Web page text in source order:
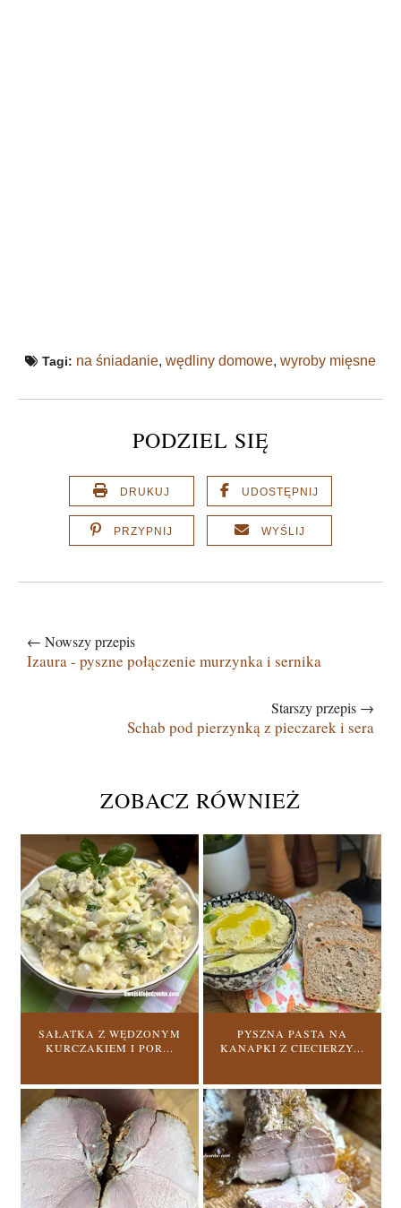
Tagi: na śniadanie, wędliny domowe, wyroby mięsne
PODZIEL SIĘ
DRUKUJ UDOSTĘPNIJ
PRZYPNIJ WYŚLIJ
← Nowszy przepis
Izaura - pyszne połączenie murzynka i sernika
Starszy przepis →
Schab pod pierzynką z pieczarek i sera
ZOBACZ RÓWNIEŻ
SAŁATKA Z WĘDZONYM
KURCZAKIEM I POR...
PYSZNA PASTA NA
KANAPKI Z CIECIERZY...